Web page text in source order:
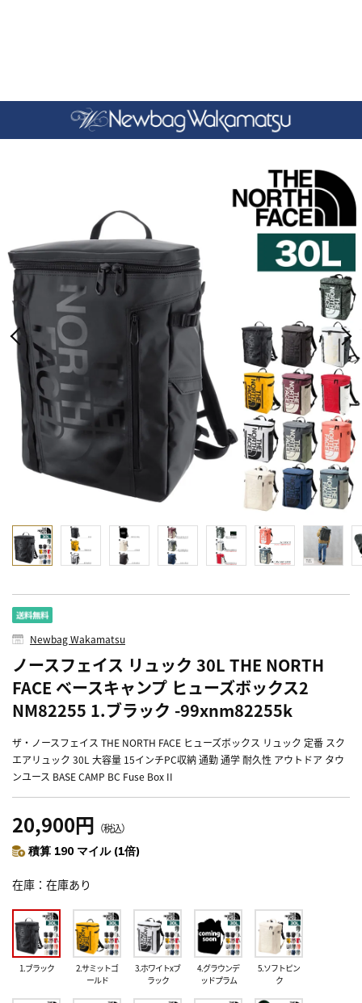
Newbag Wakamatsu
ノースフェイス リュック 30L THE NORTH
FACE ベースキャンプ ヒューズボックス2
NM82255 1.ブラック -99xnm82255k
ザ・ノースフェイス THE NORTH FACE ヒューズボックス リュック 定番 スク
エアリュック 30L 大容量 15インチPC収納 通勤 通学 耐久性 アウトドア タウ
ンユース BASE CAMP BC Fuse Box II
20,900円 （税込）
積算 190 マイル (1倍)
在庫 在庫あり
1.ブラック
2.サミットゴ
ールド
3.ホワイトxブ
ラック
4.グラウンデ
ッドプラム
5.ソフトピン
ク